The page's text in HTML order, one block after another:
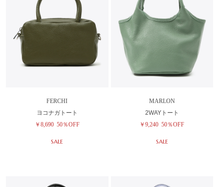
FERCHI
ヨコナガトート
￥8,690 50％OFF
SALE
MARLON
2WAYトート
￥9,240 50％OFF
SALE